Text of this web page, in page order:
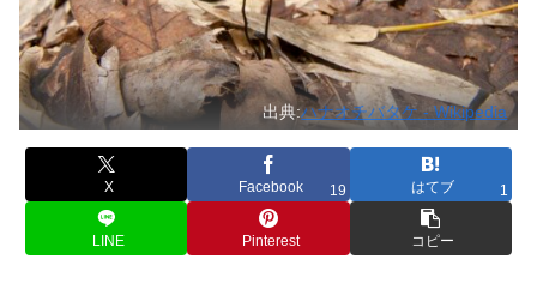
出典:ハナオチバタケ - Wikipedia
X Facebook 19 はてブ 1
LINE Pinterest コピー